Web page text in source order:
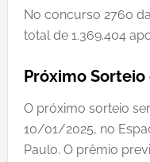
No concurso 2760
total de 1.369.404
Próximo Sorteio
O próximo sorteio
10/01/2025, no
Paulo. O prêmio